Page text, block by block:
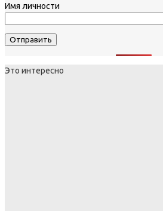
Имя личности
Это интересно